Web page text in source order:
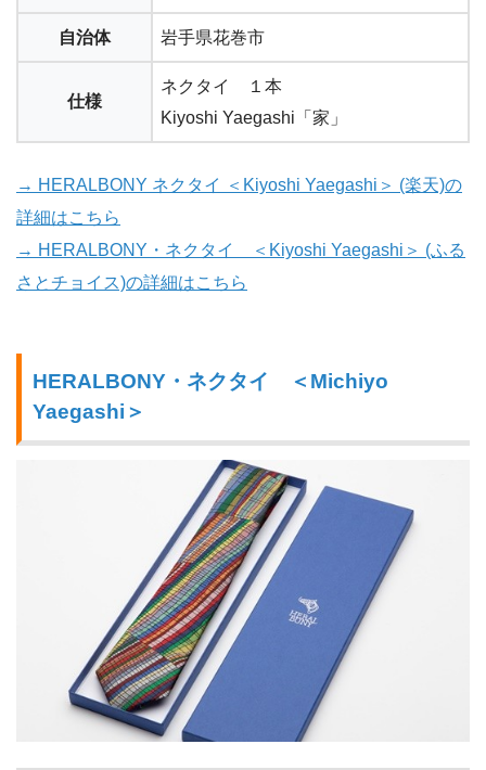
自治体 岩手県花巻市
仕様
ネクタイ １本
Kiyoshi Yaegashi「家」
→ HERALBONY ネクタイ ＜Kiyoshi Yaegashi＞ (楽天)の
詳細はこちら
→ HERALBONY・ネクタイ ＜Kiyoshi Yaegashi＞ (ふる
さとチョイス)の詳細はこちら
HERALBONY・ネクタイ ＜Michiyo
Yaegashi＞